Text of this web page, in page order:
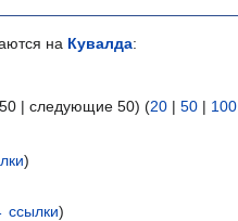
на Кувалда:
| следующие 50) (20 | 50 | 100
)
ссылки)